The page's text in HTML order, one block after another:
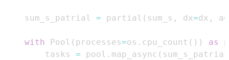
    sum_s_patrial
= partial ( sum_s , dx=dx , a=
with Pool ( processes=os . cpu_count ( ) ) as
        tasks
= pool . map_async ( sum_s_patrial